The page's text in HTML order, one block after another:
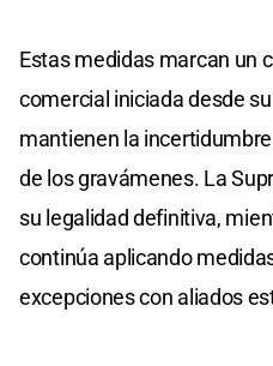
Estas medidas marcan un
comercial iniciada desde
mantienen la
de los gravámenes. La
su legalidad definitiva,
continúa aplicando
excepciones con aliados